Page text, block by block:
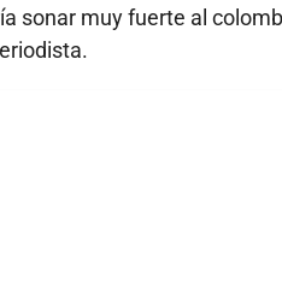
sonar muy fuerte al